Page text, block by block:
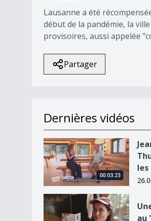
Lausanne a été
début de la pandémie, la
provisoires, aussi appelée
Partager
Dernières vidéos
Jean-François Thuillard
00:03:23
les
Une perle musicale au
au